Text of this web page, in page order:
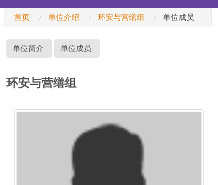
首页 单位介绍 环安与营缮组 单位成员
单位简介 单位成员
环安与营缮组